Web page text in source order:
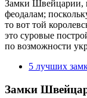
Замки Швейцарии,
феодалам;
то вот той
это суровые
по возможности
5 лучших
Замки